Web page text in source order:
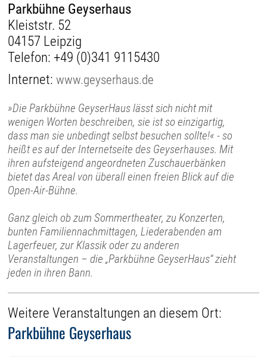
Parkbühne Geyserhaus
Kleiststr. 52
04157 Leipzig
Telefon: +49 (0)341 9115430
Internet:www.geyserhaus.de
»Die Parkbühne GeyserHaus lässt sich nicht mit
wenigen Worten beschreiben, sie ist so einzigartig,
dass man sie unbedingt selbst besuchen sollte!« - so
heißt es auf der Internetseite des Geyserhauses. Mit
ihren aufsteigend angeordneten Zuschauerbänken
bietet das Areal von überall einen freien Blick auf die
Open-Air-Bühne.
Ganz gleich ob zum Sommertheater, zu Konzerten,
bunten Familiennachmittagen, Liederabenden am
Lagerfeuer, zur Klassik oder zu anderen
Veranstaltungen – die „Parkbühne GeyserHaus“ zieht
jeden in ihren Bann.
Weitere Veranstaltungen an diesem Ort:
Parkbühne Geyserhaus